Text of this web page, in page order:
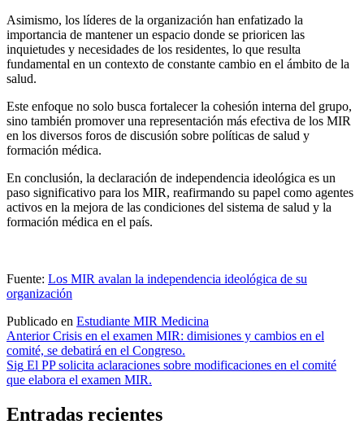
Asimismo, los líderes de la organización han enfatizado la
importancia de mantener un espacio donde se prioricen las
inquietudes y necesidades de los residentes, lo que resulta
fundamental en un contexto de constante cambio en el ámbito de la
salud.
Este enfoque no solo busca fortalecer la cohesión interna del grupo,
sino también promover una representación más efectiva de los MIR
en los diversos foros de discusión sobre políticas de salud y
formación médica.
En conclusión, la declaración de independencia ideológica es un
paso significativo para los MIR, reafirmando su papel como agentes
activos en la mejora de las condiciones del sistema de salud y la
formación médica en el país.
Fuente: Los MIR avalan la independencia ideológica de su
organización
Publicado en Estudiante MIR Medicina
Navegación
de
entradas
Anterior Crisis en el examen MIR: dimisiones y cambios en el
comité, se debatirá en el Congreso.
Sig El PP solicita aclaraciones sobre modificaciones en el comité
que elabora el examen MIR.
Entradas recientes